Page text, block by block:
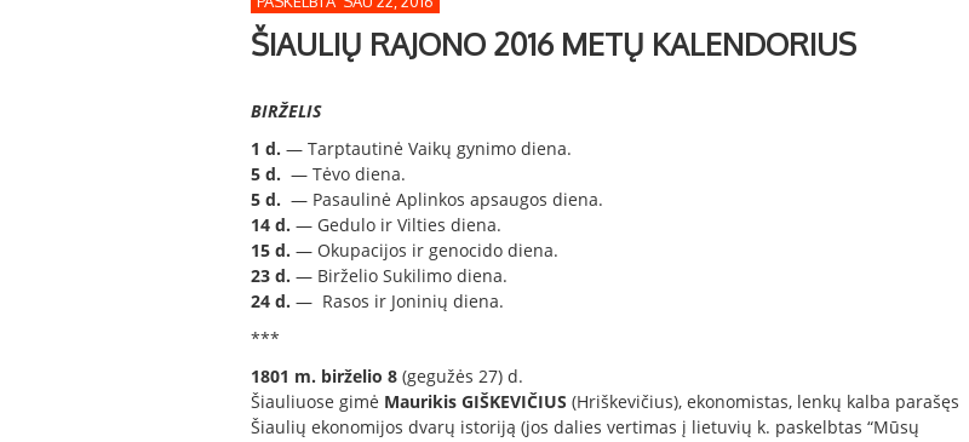
ŠIAULIŲ RAJONO 2016 METŲ KALENDORIUS
BIRŽELIS
1 d. — Tarptautinė Vaikų gynimo diena.
5 d. — Tėvo diena.
5 d. — Pasaulinė Aplinkos apsaugos diena.
14 d. — Gedulo ir Vilties diena.
15 d. — Okupacijos ir genocido diena.
23 d. — Birželio Sukilimo diena.
24 d. — Rasos ir Joninių diena.
***
1801 m. birželio 8 (gegužės 27) d.
Šiauliuose gimė Maurikis GIŠKEVIČIUS (Hriškevičius), ekonomistas, lenkų kalba parašęs
Šiaulių ekonomijos dvarų istoriją (jos dalies vertimas į lietuvių k. paskelbtas “Mūsų